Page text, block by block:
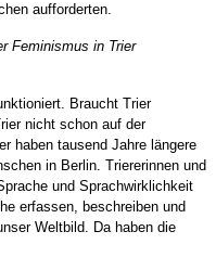
aufforderten.
Feminismus in Trier
Braucht Trier
nicht schon auf der
haben tausend Jahre längere
in Berlin. Triererinnen und
und Sprachwirklichkeit
erfassen, beschreiben und
Weltbild. Da haben die